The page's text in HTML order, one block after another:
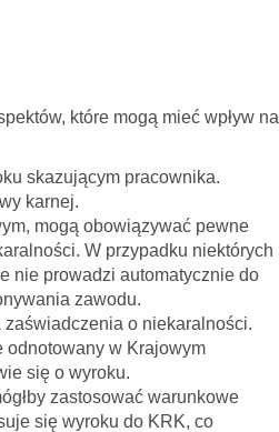
które mogą mieć wpływ na
skazującym pracownika.
karnej.
mogą obowiązywać pewne
W przypadku niektórych
nie prowadzi automatycznie do
zawodu.
o niekaralności.
odnotowany w Krajowym
się o wyroku.
zastosować warunkowe
się wyroku do KRK, co